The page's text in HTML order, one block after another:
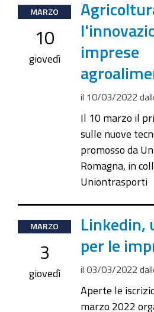
2022-
03-
10T10:00:00+01:00
2022-
MARZO
10
giovedì
imprese
il 10/03/2022
Il 10 marzo il
sulle nuove
promosso da
Romagna, in
Uniontrasporti
2022-
03-
03T15:00:00+01:00
2022-
03T17:00:00+01:00
MARZO
3
giovedì
Linkedin,
per le
il 03/03/2022
Aperte le
marzo 2022